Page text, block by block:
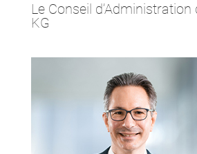
Le Conseil d’Administration
KG